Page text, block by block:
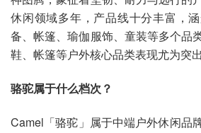
休闲领域多年，产品线十分丰富，
备、帐篷、瑜伽服饰、童装等多个品
鞋、帐篷等户外核心品类表现尤为突出
骆驼属于什么档次？
Camel「骆驼」属于中端户外休闲品